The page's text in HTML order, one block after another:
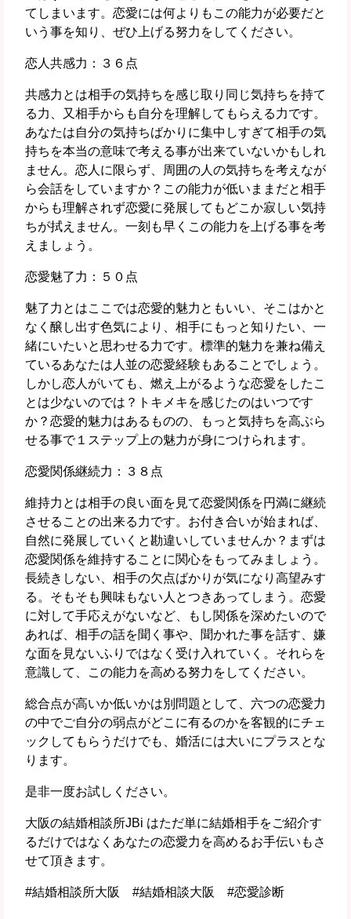
てしまいます。恋愛には何よりもこの能力が必要だと
いう事を知り、ぜひ上げる努力をしてください。
恋人共感力：３６点
共感力とは相手の気持ちを感じ取り同じ気持ちを持て
る力、又相手からも自分を理解してもらえる力です。
あなたは自分の気持ちばかりに集中しすぎて相手の気
持ちを本当の意味で考える事が出来ていないかもしれ
ません。恋人に限らず、周囲の人の気持ちを考えなが
ら会話をしていますか？この能力が低いままだと相手
からも理解されず恋愛に発展してもどこか寂しい気持
ちが拭えません。一刻も早くこの能力を上げる事を考
えましょう。
恋愛魅了力：５０点
魅了力とはここでは恋愛的魅力ともいい、そこはかと
なく醸し出す色気により、相手にもっと知りたい、一
緒にいたいと思わせる力です。標準的魅力を兼ね備え
ているあなたは人並の恋愛経験もあることでしょう。
しかし恋人がいても、燃え上がるような恋愛をしたこ
とは少ないのでは？トキメキを感じたのはいつです
か？恋愛的魅力はあるものの、もっと気持ちを高ぶら
せる事で１ステップ上の魅力が身につけられます。
恋愛関係継続力：３８点
維持力とは相手の良い面を見て恋愛関係を円満に継続
させることの出来る力です。お付き合いが始まれば、
自然に発展していくと勘違いしていませんか？まずは
恋愛関係を維持することに関心をもってみましょう。
長続きしない、相手の欠点ばかりが気になり高望みす
る。そもそも興味もない人とつきあってしまう。恋愛
に対して手応えがないなど、もし関係を深めたいので
あれば、相手の話を聞く事や、聞かれた事を話す、嫌
な面を見ないふりではなく受け入れていく。それらを
意識して、この能力を高める努力をしてください。
総合点が高いか低いかは別問題として、六つの恋愛力
の中でご自分の弱点がどこに有るのかを客観的にチェ
ックしてもらうだけでも、婚活には大いにプラスとな
ります。
是非一度お試しください。
大阪の結婚相談所JBi はただ単に結婚相手をご紹介す
るだけではなくあなたの恋愛力を高めるお手伝いもさ
せて頂きます。
#結婚相談所大阪 #結婚相談大阪 #恋愛診断